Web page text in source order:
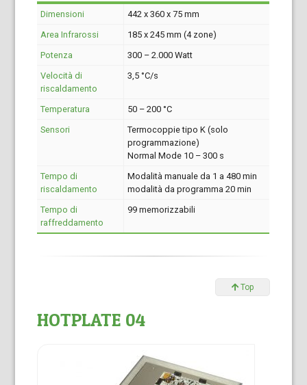
Dimensioni
442 x 360 x 75 mm
Area Infrarossi
185 x 245 mm (4 zone)
Potenza
300 – 2.000 Watt
Velocità di
riscaldamento
3,5 °C/s
Temperatura
50 – 200 °C
Sensori
Termocoppie tipo K (solo
programmazione)
Normal Mode 10 – 300 s
Tempo di
riscaldamento
Modalità manuale da 1 a 480 min
modalità da programma 20 min
Tempo di
raffreddamento
99 memorizzabili
Top
HOTPLATE 04